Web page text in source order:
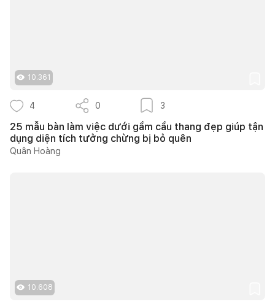
10.361
4 0 3
25 mẫu bàn làm việc dưới gầm cầu thang đẹp giúp tận
dụng diện tích tưởng chừng bị bỏ quên
Quân Hoàng
10.608